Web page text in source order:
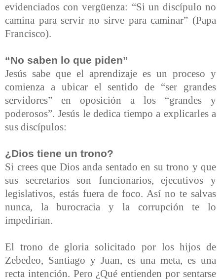
evidenciados con vergüenza: “Si un discípulo no
camina para servir no sirve para caminar” (Papa
Francisco).
“No saben lo que piden”
Jesús sabe que el aprendizaje es un proceso y
comienza a ubicar el sentido de “ser grandes
servidores” en oposición a los “grandes y
poderosos”. Jesús le dedica tiempo a explicarles a
sus discípulos:
¿Dios tiene un trono?
Si crees que Dios anda sentado en su trono y que
sus secretarios son funcionarios, ejecutivos y
legislativos, estás fuera de foco. Así no te salvas
nunca, la burocracia y la corrupción te lo
impedirían.
El trono de gloria solicitado por los hijos de
Zebedeo, Santiago y Juan, es una meta, es una
recta intención. Pero ¿Qué entienden por sentarse